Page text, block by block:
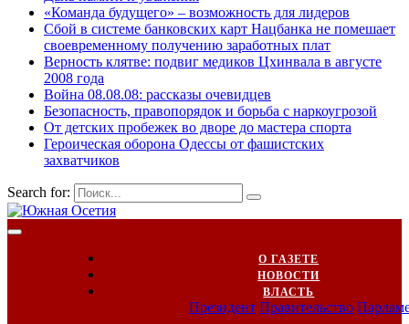
«Команда будущего» – возможность для лидеров
Сбой в системе банковских карт Нацбанка не помешает
своевременному получению заработных плат
Верность клятве: подвиг медиков Цхинвала в августе
2008 года
Война 08.08.08: рассказы очевидцев
Безопасность, правопорядок и борьба с наркоугрозой
От детских пробежек во дворе до мастера спорта
Героическая оборона Одессы от фашистских
захватчиков
Search for:
О ГАЗЕТЕ
НОВОСТИ
ВЛАСТЬ
Президент Правительство